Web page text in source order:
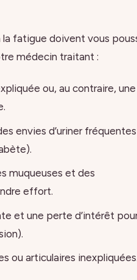
la fatigue doivent vous
médecin traitant :
ou, au contraire, une
envies d’uriner fréquentes
muqueuses et des
effort.
et une perte d’intérêt
ou articulaires